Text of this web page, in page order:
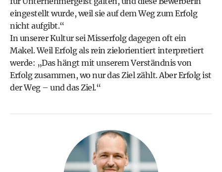
eingestellt wurde, weil sie auf dem Weg zum Erfolg
nicht aufgibt.“
In unserer Kultur sei Misserfolg dagegen oft ein
Makel. Weil Erfolg als rein zielorientiert interpretiert
werde: „Das hängt mit unserem Verständnis von
Erfolg zusammen, wo nur das Ziel zählt. Aber Erfolg ist
der Weg – und das Ziel.“